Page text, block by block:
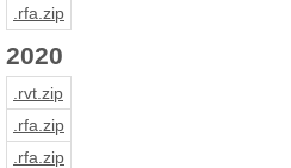
.rfa .zip
2020
.rvt .zip
.rfa .zip
.rfa .zip